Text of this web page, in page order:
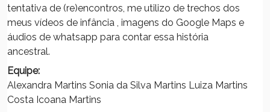
tentativa de (re)encontros, me utilizo de trechos dos
meus vídeos de infância , imagens do Google Maps e
áudios de whatsapp para contar essa história
ancestral.
Equipe:
Alexandra Martins Sonia da Silva Martins Luiza Martins
Costa Icoana Martins